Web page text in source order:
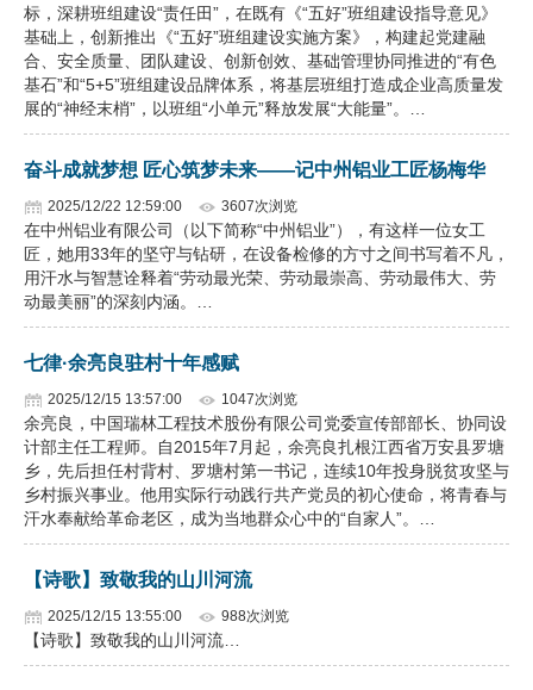
标，深耕班组建设“责任田”，在既有《“五好”班组建设指导意见》
基础上，创新推出《“五好”班组建设实施方案》，构建起党建融
合、安全质量、团队建设、创新创效、基础管理协同推进的“有色
基石”和“5+5”班组建设品牌体系，将基层班组打造成企业高质量发
展的“神经末梢”，以班组“小单元”释放发展“大能量”。…
奋斗成就梦想 匠心筑梦未来——记中州铝业工匠杨梅华
2025/12/22 12:59:00 3607次浏览
在中州铝业有限公司（以下简称“中州铝业”），有这样一位女工
匠，她用33年的坚守与钻研，在设备检修的方寸之间书写着不凡，
用汗水与智慧诠释着“劳动最光荣、劳动最崇高、劳动最伟大、劳
动最美丽”的深刻内涵。…
七律·余亮良驻村十年感赋
2025/12/15 13:57:00 1047次浏览
余亮良，中国瑞林工程技术股份有限公司党委宣传部部长、协同设
计部主任工程师。自2015年7月起，余亮良扎根江西省万安县罗塘
乡，先后担任村背村、罗塘村第一书记，连续10年投身脱贫攻坚与
乡村振兴事业。他用实际行动践行共产党员的初心使命，将青春与
汗水奉献给革命老区，成为当地群众心中的“自家人”。…
【诗歌】致敬我的山川河流
2025/12/15 13:55:00 988次浏览
【诗歌】致敬我的山川河流…